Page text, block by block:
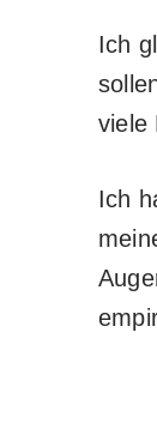
Ich
viele
Ich